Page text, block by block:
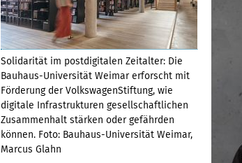
Solidarität im postdigitalen Zeitalter: Die
Bauhaus-Universität Weimar erforscht mit
Förderung der VolkswagenStiftung, wie
digitale Infrastrukturen gesellschaftlichen
Zusammenhalt stärken oder gefährden
können. Foto: Bauhaus-Universität Weimar,
Marcus Glahn